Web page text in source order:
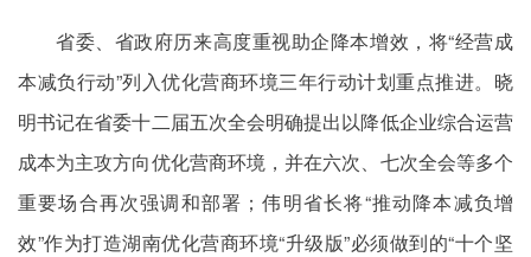
省委、省政府历来高度重视助企降本增效，将“经营成
本减负行动”列入优化营商环境三年行动计划重点推进。晓
明书记在省委十二届五次全会明确提出以降低企业综合运营
成本为主攻方向优化营商环境，并在六次、七次全会等多个
重要场合再次强调和部署；伟明省长将“推动降本减负增
效”作为打造湖南优化营商环境“升级版”必须做到的“十个坚